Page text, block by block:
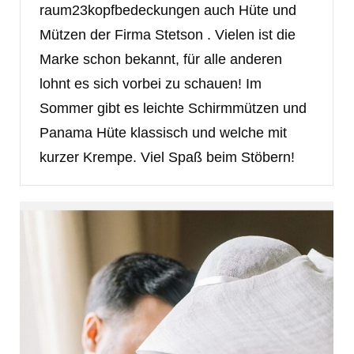
raum23kopfbedeckungen auch Hüte und
Mützen der Firma Stetson . Vielen ist die
Marke schon bekannt, für alle anderen
lohnt es sich vorbei zu schauen! Im
Sommer gibt es leichte Schirmmützen und
Panama Hüte klassisch und welche mit
kurzer Krempe. Viel Spaß beim Stöbern!